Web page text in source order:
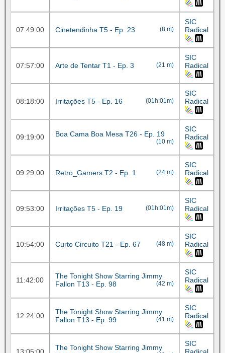
07:49:00 Cinetendinha T5 - Ep. 23 (8 m)
SIC
Radical
07:57:00 Arte de Tentar T1 - Ep. 3 (21 m)
SIC
Radical
08:18:00 Irritações T5 - Ep. 16 (01h:01m)
SIC
Radical
09:19:00 Boa Cama Boa Mesa T26 - Ep. 19
(10 m)
SIC
Radical
09:29:00 Retro_Gamers T2 - Ep. 1 (24 m)
SIC
Radical
09:53:00 Irritações T5 - Ep. 19 (01h:01m)
SIC
Radical
10:54:00 Curto Circuito T21 - Ep. 67 (48 m)
SIC
Radical
11:42:00
The Tonight Show Starring Jimmy
Fallon T13 - Ep. 98
(42 m)
SIC
Radical
12:24:00
The Tonight Show Starring Jimmy
Fallon T13 - Ep. 99
(41 m)
SIC
Radical
The Tonight Show Starring Jimmy
SIC